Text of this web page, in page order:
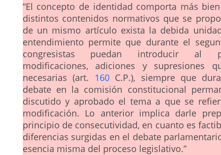
“El concepto de identidad comporta más
distintos contenidos normativos que se
de un mismo artículo exista la debida
entendimiento permite que durante el
congresistas puedan introducir al
modificaciones, adiciones y supresiones
necesarias (art. 160C.P.), siempre que
debate en la comisión constitucional
discutido y aprobado el tema a que se
modificación. Lo anterior implica darle
principio de consecutividad, en cuanto es
diferencias surgidas en el debate
esencia misma del proceso legislativo.”